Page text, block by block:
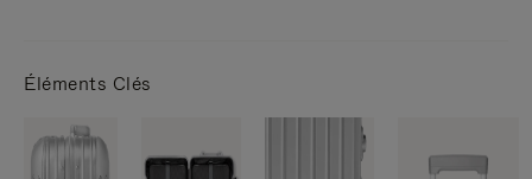
Éléments Clés